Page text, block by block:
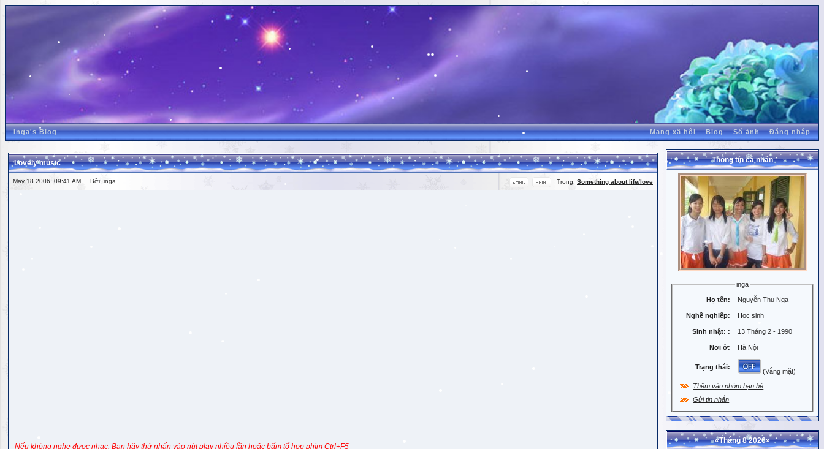
inga's Blog Mạng xã hội Blog Sổ ảnh Đăng nhập
Lovely music
Trong: Something about life/love
May 18 2006, 09:41 AM Bởi: inga
Nếu không nghe được nhạc, Bạn hãy thử nhấn vào nút play nhiều lần hoặc bấm tổ hợp phím Ctrl+F5
Thông tin cá nhân
inga
Họ tên: Nguyễn Thu Nga
Nghề nghiệp: Học sinh
Sinh nhật: : 13 Tháng 2 - 1990
Nơi ở: Hà Nội
Trạng thái:
(Vắng mặt)
Thêm vào nhóm bạn bè
Gửi tin nhắn
«Tháng 8 2026»